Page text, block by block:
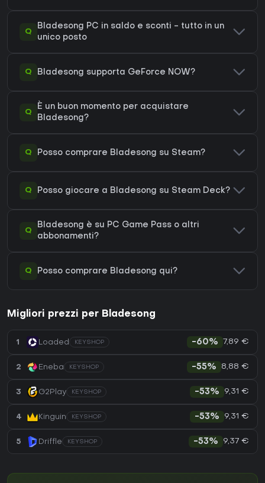
Q
Bladesong PC in saldo e sconti - tutto in un
unico posto
Q Bladesong supporta GeForce NOW?
Q
È un buon momento per acquistare
Bladesong?
Q Posso comprare Bladesong su Steam?
Q Posso giocare a Bladesong su Steam Deck?
Q
Bladesong è su PC Game Pass o altri
abbonamenti?
Q Posso comprare Bladesong qui?
Migliori prezzi per Bladesong
1 Loaded KEYSHOP -60% 7,89 €
2 Eneba KEYSHOP -55% 8,88 €
3 G2Play KEYSHOP -53% 9,31 €
4 Kinguin KEYSHOP -53% 9,31 €
5 Driffle KEYSHOP -53% 9,37 €